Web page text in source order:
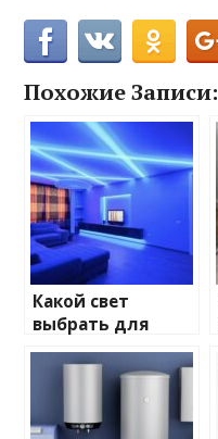
Похожие Записи:
Какой свет
выбрать для
домашнего
освещения